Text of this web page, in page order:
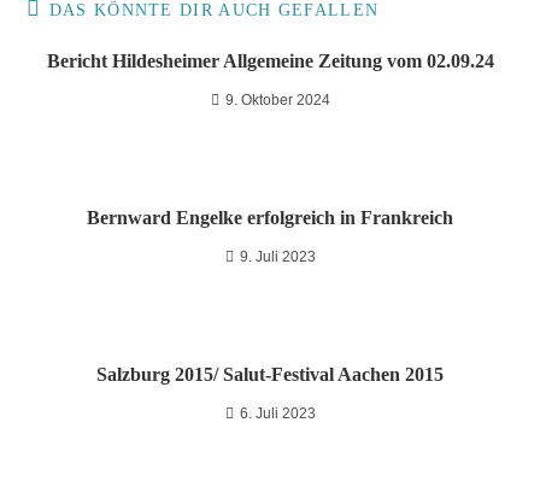
DAS KÖNNTE DIR AUCH GEFALLEN
Bericht Hildesheimer Allgemeine Zeitung vom 02.09.24
9. Oktober 2024
Bernward Engelke erfolgreich in Frankreich
9. Juli 2023
Salzburg 2015/ Salut-Festival Aachen 2015
6. Juli 2023